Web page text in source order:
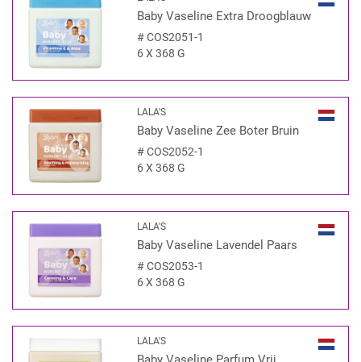
Baby Vaseline Extra Droogblauw
#COS2051-1
6 X 368 G
LALA'S
Baby Vaseline Zee Boter Bruin
#COS2052-1
6 X 368 G
LALA'S
Baby Vaseline Lavendel Paars
#COS2053-1
6 X 368 G
LALA'S